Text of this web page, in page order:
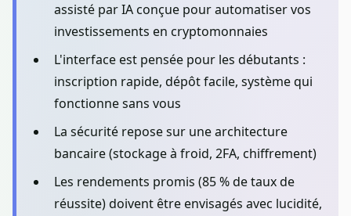
assisté par IA conçue pour automatiser vos
investissements en cryptomonnaies
L'interface est pensée pour les débutants :
inscription rapide, dépôt facile, système qui
fonctionne sans vous
La sécurité repose sur une architecture
bancaire (stockage à froid, 2FA, chiffrement)
Les rendements promis (85 % de taux de
réussite) doivent être envisagés avec lucidité,